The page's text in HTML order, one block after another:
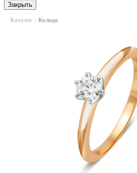
Закрыть
Каталог | Кольца